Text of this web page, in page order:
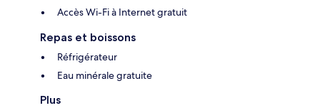
Accès Wi-Fi à Internet gratuit
Repas et boissons
Réfrigérateur
Eau minérale gratuite
Plus